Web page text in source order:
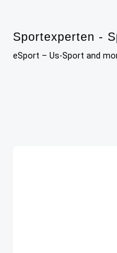
content
Sportexperten -
eSport – Us-Sport and